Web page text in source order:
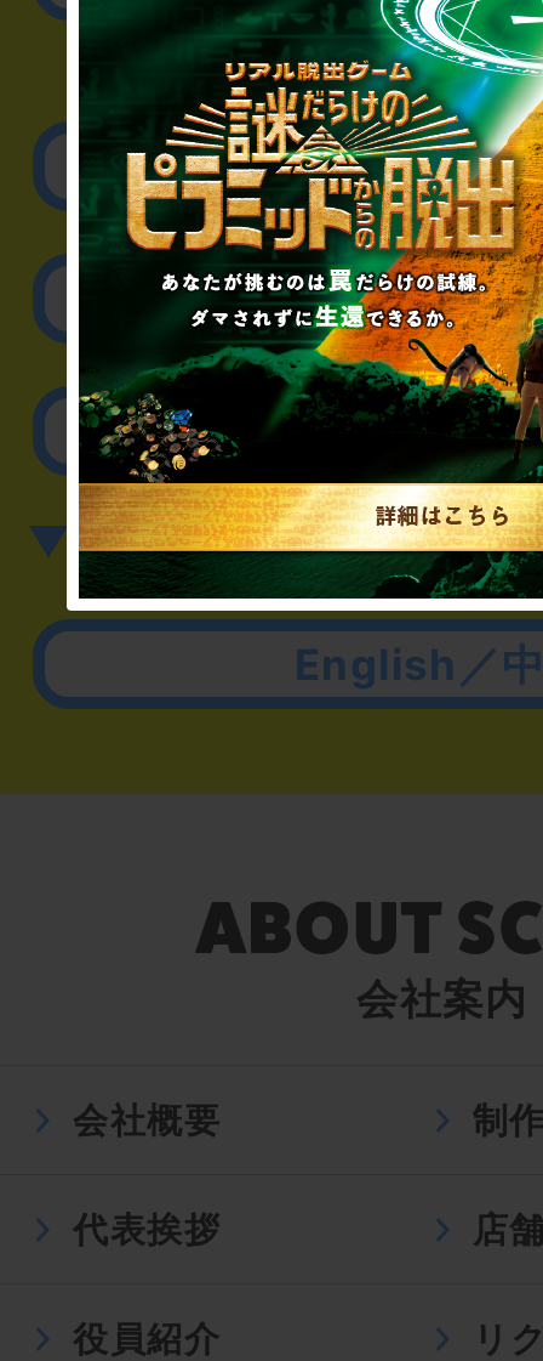
▼企業／法人の
リアル脱出ゲーム制作
取材に関するお
その他のご相談／
▼英語、中国語でのお問
English／
会社案内
会社概要 制
代表挨拶 店
役員紹介 リ